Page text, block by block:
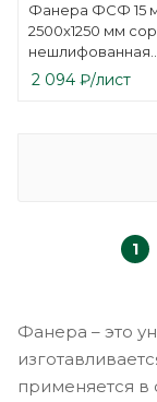
Фанера ФСФ 15
2500х1250 мм
нешлифованная
березовая
2 094 ₽/лист
1
Фанера – это
применяется в